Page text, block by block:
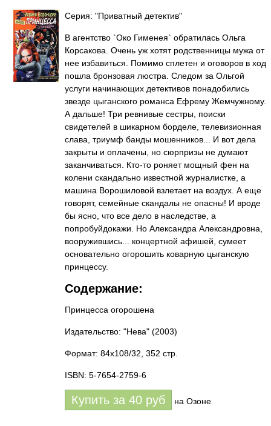
Серия: "Приватный детектив"
В агентство `Око Гименея` обратилась Ольга
Корсакова. Очень уж хотят родственницы мужа от
нее избавиться. Помимо сплетен и оговоров в ход
пошла бронзовая люстра. Следом за Ольгой
услуги начинающих детективов понадобились
звезде цыганского романса Ефрему Жемчужному.
А дальше! Три ревнивые сестры, поиски
свидетелей в шикарном борделе, телевизионная
слава, триумф банды мошенников... И вот дела
закрыты и оплачены, но сюрпризы не думают
заканчиваться. Кто-то роняет мощный фен на
колени скандально известной журналистке, а
машина Ворошиловой взлетает на воздух. А еще
говорят, семейные скандалы не опасны! И вроде
бы ясно, что все дело в наследстве, а
попробуйдокажи. Но Александра Александровна,
вооружившись... концертной афишей, сумеет
основательно огорошить коварную цыганскую
принцессу.
Содержание:
Принцесса огорошена
Издательство: "Нева" (2003)
Формат: 84x108/32, 352 стр.
ISBN: 5-7654-2759-6
Купить за 40 руб на Озоне